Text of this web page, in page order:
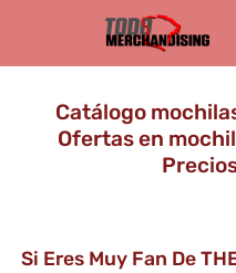
Catálogo
Ofertas en
Si Eres Muy Fan De